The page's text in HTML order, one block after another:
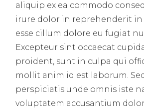
aliquip ex ea commodo
irure dolor in reprehenderit
esse cillum dolore eu fugiat
Excepteur sint occaecat
proident, sunt in culpa qui
mollit anim id est laborum.
perspiciatis unde omnis iste
voluptatem accusantium